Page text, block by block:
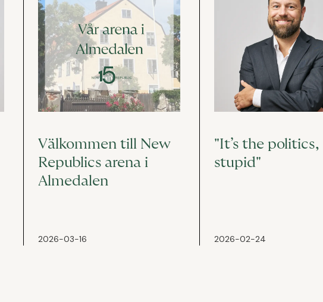
Välkommen till New
Republics arena i
Almedalen
2026-03-16
"It’s the politics,
stupid"
2026-02-24